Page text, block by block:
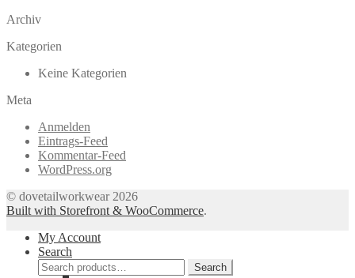
Archiv
Kategorien
Keine Kategorien
Meta
Anmelden
Eintrags-Feed
Kommentar-Feed
WordPress.org
© dovetailworkwear 2026
Built with Storefront & WooCommerce.
My Account
Search
Search
Search